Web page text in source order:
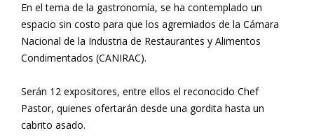
En el tema de la gastronomía, se ha contemplado un
espacio sin costo para que los agremiados de la Cámara
Nacional de la Industria de Restaurantes y Alimentos
Condimentados (CANIRAC).
Serán 12 expositores, entre ellos el reconocido Chef
Pastor, quienes ofertarán desde una gordita hasta un
cabrito asado.